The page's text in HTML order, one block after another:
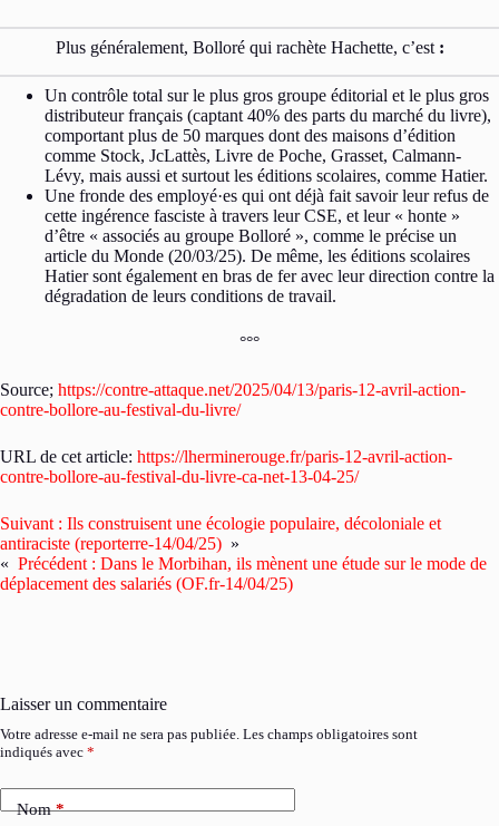
Plus généralement, Bolloré qui rachète Hachette, c’est :
Un contrôle total sur le plus gros groupe éditorial et le plus gros
distributeur français (captant 40% des parts du marché du livre),
comportant plus de 50 marques dont des maisons d’édition
comme Stock, JcLattès, Livre de Poche, Grasset, Calmann-
Lévy, mais aussi et surtout les éditions scolaires, comme Hatier.
Une fronde des employé·es qui ont déjà fait savoir leur refus de
cette ingérence fasciste à travers leur CSE, et leur « honte »
d’être « associés au groupe Bolloré », comme le précise un
article du Monde (20/03/25). De même, les éditions scolaires
Hatier sont également en bras de fer avec leur direction contre la
dégradation de leurs conditions de travail.
°°°
Source; https://contre-attaque.net/2025/04/13/paris-12-avril-action-
contre-bollore-au-festival-du-livre/
URL de cet article: https://lherminerouge.fr/paris-12-avril-action-
contre-bollore-au-festival-du-livre-ca-net-13-04-25/
Suivant : Ils construisent une écologie populaire, décoloniale et
antiraciste (reporterre-14/04/25) »
« Précédent : Dans le Morbihan, ils mènent une étude sur le mode de
déplacement des salariés (OF.fr-14/04/25)
Laisser un commentaire
Votre adresse e-mail ne sera pas publiée. Les champs obligatoires sont
indiqués avec *
Nom*